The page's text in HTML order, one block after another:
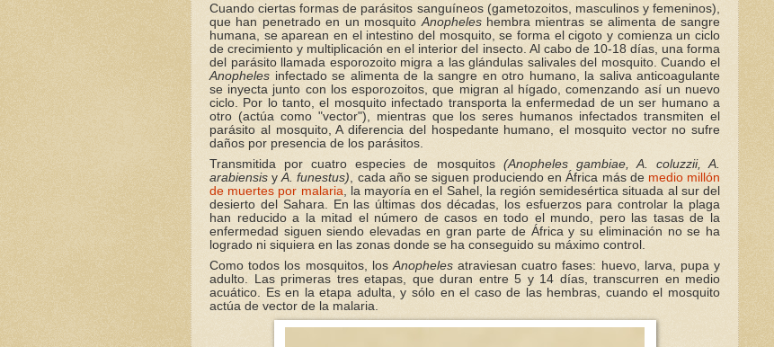
Cuando ciertas formas de parásitos sanguíneos (gametozoitos, masculinos y femeninos),
que han penetrado en un mosquito Anopheleshembra mientras se alimenta de sangre
humana, se aparean en el intestino del mosquito, se forma el cigoto y comienza un ciclo
de crecimiento y multiplicación en el interior del insecto. Al cabo de 10-18 días, una forma
del parásito llamada esporozoito migra a las glándulas salivales del mosquito. Cuando el
Anopheles infectado se alimenta de la sangre en otro humano, la saliva anticoagulante
se inyecta junto con los esporozoitos, que migran al hígado, comenzando así un nuevo
ciclo. Por lo tanto, el mosquito infectado transporta la enfermedad de un ser humano a
otro (actúa como "vector"), mientras que los seres humanos infectados transmiten el
parásito al mosquito, A diferencia del hospedante humano, el mosquito vector no sufre
daños por presencia de los parásitos.
Transmitida por cuatro especies de mosquitos (Anopheles gambiae, A. coluzzii, A.
arabiensis yA. funestus) , cada año se siguen produciendo en África más de medio millón
de muertes por malaria , la mayoría en el Sahel, la región semidesértica situada al sur del
desierto del Sahara. En las últimas dos décadas, los esfuerzos para controlar la plaga
han reducido a la mitad el número de casos en todo el mundo, pero las tasas de la
enfermedad siguen siendo elevadas en gran parte de África y su eliminación no se ha
logrado ni siquiera en las zonas donde se ha conseguido su máximo control.
Como todos los mosquitos, los Anophelesatraviesan cuatro fases: huevo, larva, pupa y
adulto. Las primeras tres etapas, que duran entre 5 y 14 días, transcurren en medio
acuático. Es en la etapa adulta, y sólo en el caso de las hembras, cuando el mosquito
actúa de vector de la malaria.